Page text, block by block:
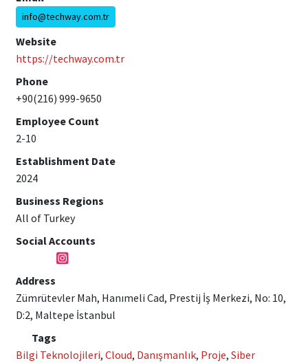
info@techway.com.tr
Website
https://techway.com.tr
Phone
+90(216) 999-9650
Employee Count
2-10
Establishment Date
2024
Business Regions
All of Turkey
Social Accounts
Address
Zümrütevler Mah, Hanımeli Cad, Prestij İş Merkezi, No: 10,
D:2, Maltepe İstanbul
Tags
Bilgi Teknolojileri, Cloud, Danışmanlık, Proje, Siber